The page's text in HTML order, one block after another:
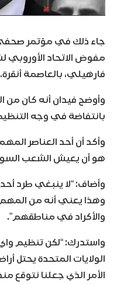
جاء ذلك في مؤتمر صحفي
مفوض الاتحاد الأوروبي
فارهيلي، بالعاصمة أنقرة.
وأوضح فيدان أنه كان من
بانتفاضة في وجه
وأكد أن أحد العناصر
هو أن يعيش الشعب
وأضاف: “لا ينبغي طرد
وهذا يعني أنه من
والأكراد في مناطقهم”.
واستدرك: “لكن تنظيم
الولايات المتحدة يحتل
الأمر الذي جعلنا نتوقع